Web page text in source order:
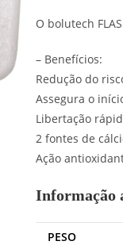
O bolutech
– Benefícios:
Redução do
Assegura o
Libertação
2 fontes de
Ação
Informação
PESO